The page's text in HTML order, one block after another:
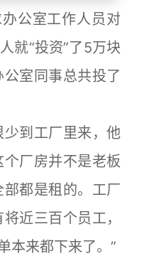
公室工作人员对
就“投资”了5万块
室同事总共投了
到工厂里来，他
厂房并不是老板
都是租的。工厂
近三百个员工，
本来都下来了。”